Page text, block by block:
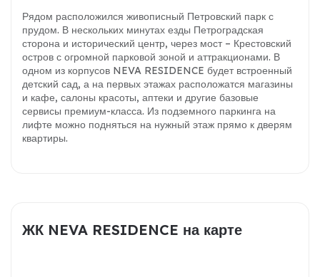
Рядом расположился живописный Петровский парк с
прудом. В нескольких минутах езды Петроградская
сторона и исторический центр, через мост – Крестовский
остров с огромной парковой зоной и аттракционами. В
одном из корпусов NEVA RESIDENCE будет встроенный
детский сад, а на первых этажах расположатся магазины
и кафе, салоны красоты, аптеки и другие базовые
сервисы премиум-класса. Из подземного паркинга на
лифте можно подняться на нужный этаж прямо к дверям
квартиры.
ЖК NEVA RESIDENCE на карте